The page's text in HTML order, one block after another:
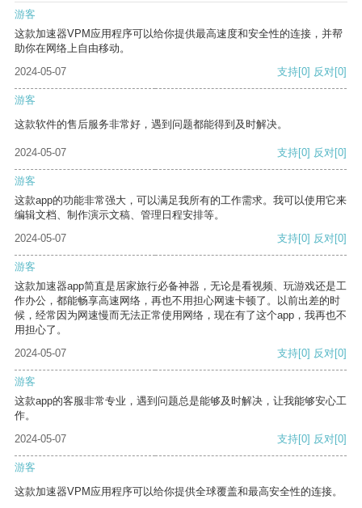
游客
这款加速器VPM应用程序可以给你提供最高速度和安全性的连接，并帮
助你在网络上自由移动。
2024-05-07
支持[0] 反对[0]
游客
这款软件的售后服务非常好，遇到问题都能得到及时解决。
2024-05-07 支持[0] 反对[0]
游客
这款app的功能非常强大，可以满足我所有的工作需求。我可以使用它来
编辑文档、制作演示文稿、管理日程安排等。
2024-05-07
支持[0] 反对[0]
游客
这款加速器app简直是居家旅行必备神器，无论是看视频、玩游戏还是工
作办公，都能畅享高速网络，再也不用担心网速卡顿了。以前出差的时
候，经常因为网速慢而无法正常使用网络，现在有了这个app，我再也不
用担心了。
2024-05-07
支持[0] 反对[0]
游客
这款app的客服非常专业，遇到问题总是能够及时解决，让我能够安心工
作。
2024-05-07
支持[0] 反对[0]
游客
这款加速器VPM应用程序可以给你提供全球覆盖和最高安全性的连接。